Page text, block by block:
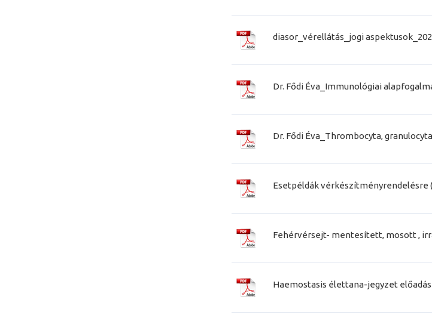
diasor_vérellátás_jogi
Dr. Fődi Éva_Immunológiai
Dr. Fődi Éva_Thrombocyta,
Esetpéldák vérkészítményrendelésre
Fehérvérsejt- mentesített, mosott ,
Haemostasis élettana-jegyzet